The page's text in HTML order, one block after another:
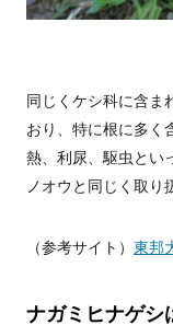
同じくケシ科に含ま
おり、特に根に多く
熱、利尿、駆虫とい
ノオウと同じく取り
（参考サイト） 東邦
ナガミヒナゲシ